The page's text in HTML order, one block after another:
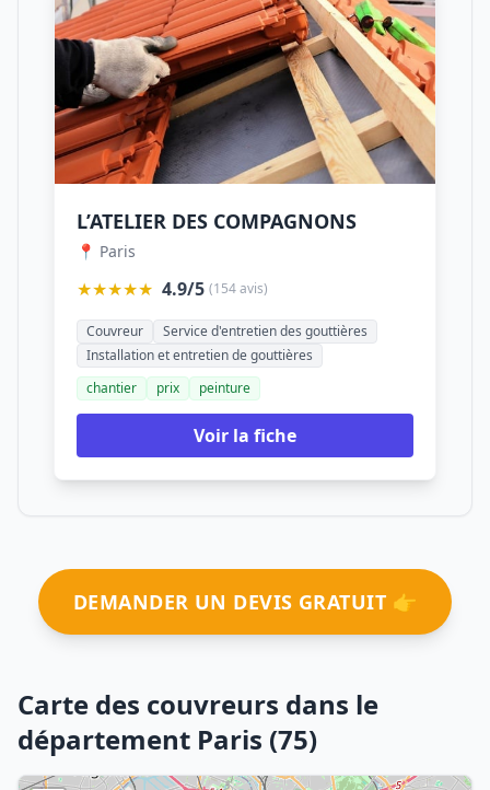
L’ATELIER DES COMPAGNONS
📍 Paris
★★★★★ 4.9/5 (154 avis)
Couvreur
Service d'entretien des gouttières
Installation et entretien de gouttières
chantier
prix peinture
Voir la fiche
DEMANDER UN DEVIS GRATUIT 👉
Carte des couvreurs dans le
département Paris (75)